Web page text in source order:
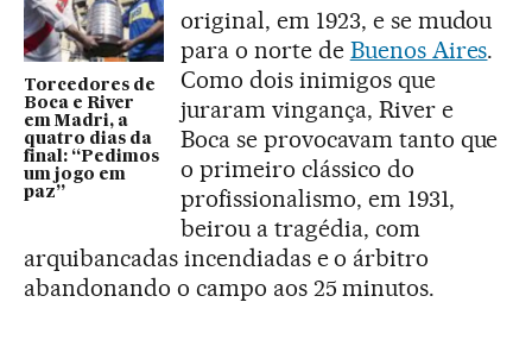
Torcedores de
Boca e River
em Madri, a
quatro dias da
final: “Pedimos
um jogo em
paz”
original, em 1923, e se mudou
para o norte de Buenos Aires.
Como dois inimigos que
juraram vingança, River e
Boca se provocavam tanto que
o primeiro clássico do
profissionalismo, em 1931,
beirou a tragédia, com
arquibancadas incendiadas e o árbitro
abandonando o campo aos 25 minutos.